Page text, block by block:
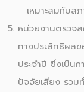
เหมาะสมกับส
หน่วยงานตรวจ
ทางประสิทธิผล
ประจำปี ซึ่งเป็น
ปัจจัยเสี่ยง รว